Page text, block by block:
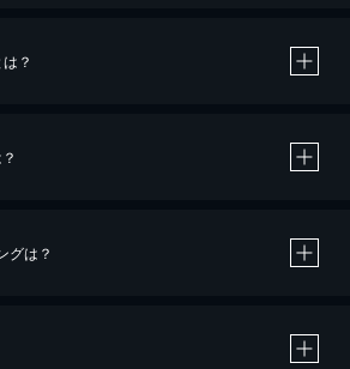
？
レジットカード決済による作品の購入 / レンタルです。
る作品の購入 / レンタルは、20％のポイント還元です。
グは？